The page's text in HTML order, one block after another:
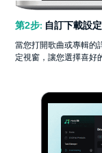
第2步: 自訂下載設定
當您打開歌曲或專輯的
定視窗，讓您選擇喜好